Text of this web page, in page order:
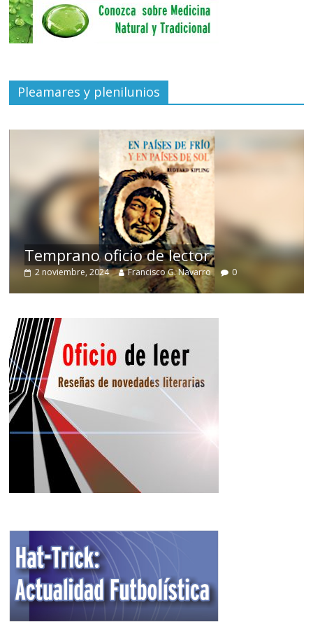
Pleamares y plenilunios
Temprano oficio de lector
2 noviembre, 2024 Francisco G. Navarro 0